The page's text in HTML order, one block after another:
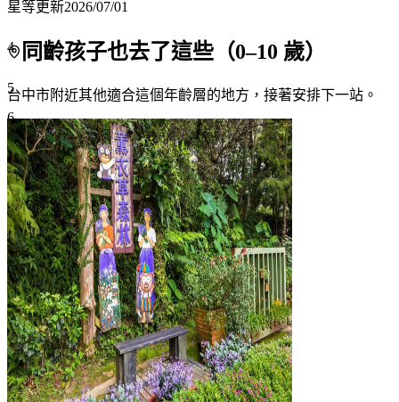
4
5
6
7+
星等更新2026/07/01
同齡孩子也去了這些（0–10 歲）
台中市附近其他適合這個年齡層的地方，接著安排下一站。